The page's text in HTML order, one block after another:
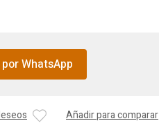
WhatsApp
Añadir para comparar